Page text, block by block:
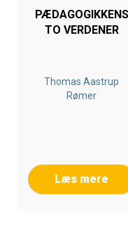
PÆDAGOGIKKENS
TO VERDENER
Thomas Aastrup
Rømer
Læs mere